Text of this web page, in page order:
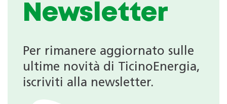
Newsletter
Per rimanere aggiornato sulle
ultime novità di TicinoEnergia,
iscriviti alla newsletter.